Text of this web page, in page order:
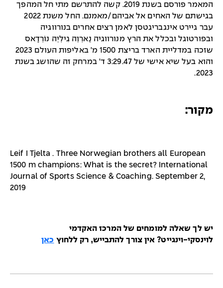
המאמר פורסם בשנת 2019. קשה להתרשם מתי חל המהפך
בגישתם של האחים אל אביהם/מאמנם. החל משנת 2022
עבר גיירט אינגבריגטסן לאמן רצים אחרים בנורווגיה
ובפורטוגל ובכלל את הרץ מנורווגיה נַארְוֶה גִילְיֶה נוֹרְדָאס
שזכה במדליית הארד בריצת 1500 מ' באליפות העולם 2023
והוא בעל שיא אישי של 3:29.47 ד' במרחק זה שהושג בשנת
2023.
מקור:
Leif I Tjelta . Three Norwegian brothers all European
1500 m champions: What is the secret? International
Journal of Sports Science & Coaching. September 2,
2019
יש לך שאלה למומחים של המרכז האקדמי
לוינסקי-וינגייט? אין צורך להתבייש, רק ללחוץכאן